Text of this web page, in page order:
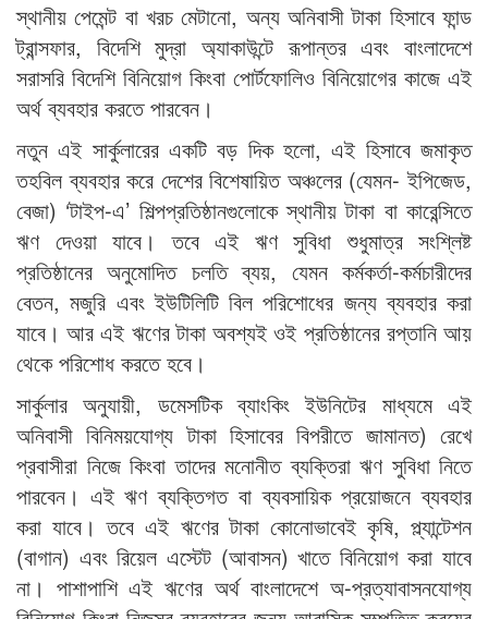
স্থানীয় পেমেন্ট বা খরচ মেটানো, অন্য অনিবাসী টাকা হিসাবে ফান্ড
ট্রান্সফার, বিদেশি মুদ্রা অ্যাকাউন্টে রূপান্তর এবং বাংলাদেশে
সরাসরি বিদেশি বিনিয়োগ কিংবা পোর্টফোলিও বিনিয়োগের কাজে এই
অর্থ ব্যবহার করতে পারবেন।
নতুন এই সার্কুলারের একটি বড় দিক হলো, এই হিসাবে জমাকৃত
তহবিল ব্যবহার করে দেশের বিশেষায়িত অঞ্চলের (যেমন- ইপিজেড,
বেজা) ‘টাইপ-এ’ শিল্পপ্রতিষ্ঠানগুলোকে স্থানীয় টাকা বা কারেন্সিতে
ঋণ দেওয়া যাবে। তবে এই ঋণ সুবিধা শুধুমাত্র সংশ্লিষ্ট
প্রতিষ্ঠানের অনুমোদিত চলতি ব্যয়, যেমন কর্মকর্তা-কর্মচারীদের
বেতন, মজুরি এবং ইউটিলিটি বিল পরিশোধের জন্য ব্যবহার করা
যাবে। আর এই ঋণের টাকা অবশ্যই ওই প্রতিষ্ঠানের রপ্তানি আয়
থেকে পরিশোধ করতে হবে।
সার্কুলার অনুযায়ী, ডমেসটিক ব্যাংকিং ইউনিটের মাধ্যমে এই
অনিবাসী বিনিময়যোগ্য টাকা হিসাবের বিপরীতে জামানত) রেখে
প্রবাসীরা নিজে কিংবা তাদের মনোনীত ব্যক্তিরা ঋণ সুবিধা নিতে
পারবেন। এই ঋণ ব্যক্তিগত বা ব্যবসায়িক প্রয়োজনে ব্যবহার
করা যাবে। তবে এই ঋণের টাকা কোনোভাবেই কৃষি, প্ল্যান্টেশন
(বাগান) এবং রিয়েল এস্টেট (আবাসন) খাতে বিনিয়োগ করা যাবে
না। পাশাপাশি এই ঋণের অর্থ বাংলাদেশে অ-প্রত্যাবাসনযোগ্য